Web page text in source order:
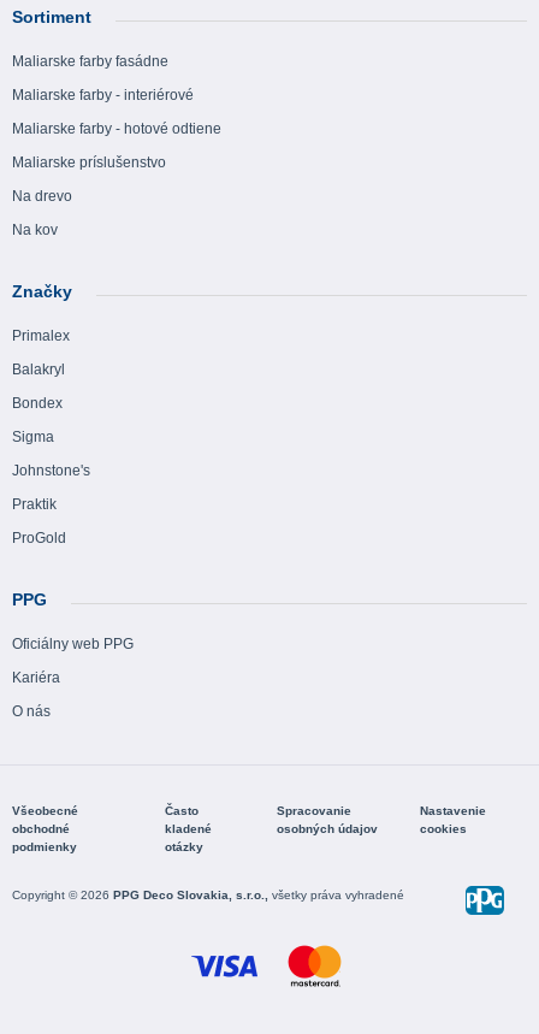
Sortiment
Maliarske farby fasádne
Maliarske farby - interiérové
Maliarske farby - hotové odtiene
Maliarske príslušenstvo
Na drevo
Na kov
Značky
Primalex
Balakryl
Bondex
Sigma
Johnstone's
Praktik
ProGold
PPG
Oficiálny web PPG
Kariéra
O nás
Všeobecné
obchodné
podmienky
Často
kladené
otázky
Spracovanie
osobných údajov
Nastavenie
cookies
Copyright © 2026 PPG Deco Slovakia, s.r.o., všetky práva vyhradené